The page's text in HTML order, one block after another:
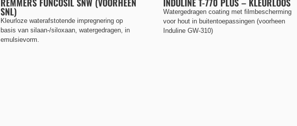
SNL)
Kleurloze waterafstotende impregnering op
basis van silaan-/siloxaan, watergedragen, in
emulsievorm.
Watergedragen coating met filmbescherming
voor hout in buitentoepassingen (voorheen
Induline GW-310)